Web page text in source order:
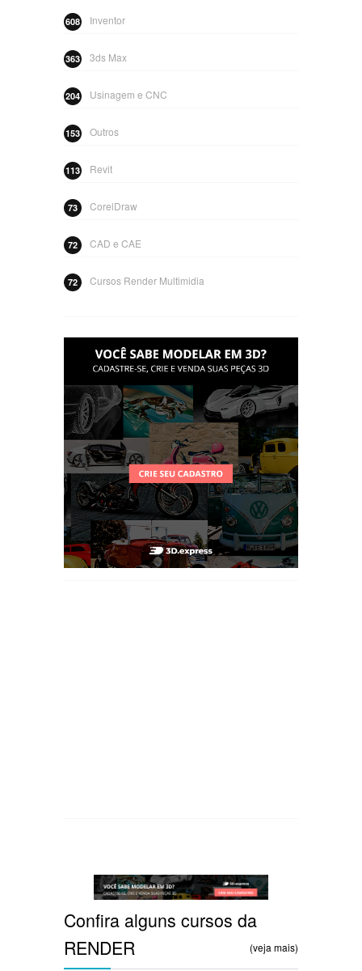
Inventor
608
3ds Max
363
Usinagem e CNC
204
Outros
153
Revit
113
CorelDraw
73
CAD e CAE
72
Cursos Render Multimidia
72
Confira alguns cursos da
RENDER
(veja mais)